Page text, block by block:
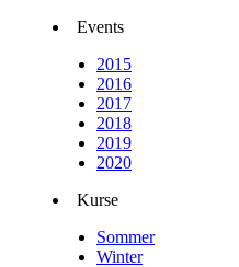
Events
2015
2016
2017
2018
2019
2020
Kurse
Sommer
Winter